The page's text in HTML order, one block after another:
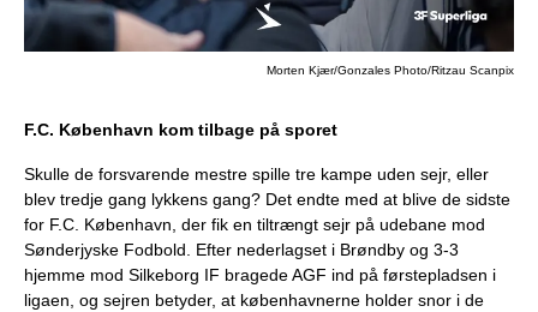
Morten Kjær/Gonzales Photo/Ritzau Scanpix
F.C. København kom tilbage på sporet
Skulle de forsvarende mestre spille tre kampe uden sejr, eller
blev tredje gang lykkens gang? Det endte med at blive de sidste
for F.C. København, der fik en tiltrængt sejr på udebane mod
Sønderjyske Fodbold. Efter nederlagset i Brøndby og 3-3
hjemme mod Silkeborg IF bragede AGF ind på førstepladsen i
ligaen, og sejren betyder, at københavnerne holder snor i de